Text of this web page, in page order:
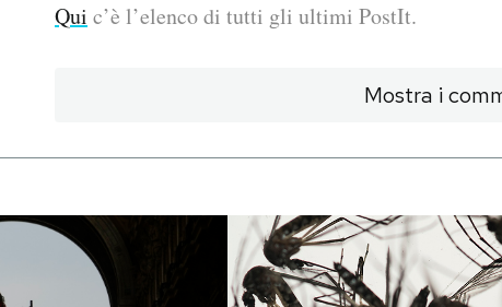
Qui c’è l’elenco di tutti gli ultimi PostIt.
Mostra i